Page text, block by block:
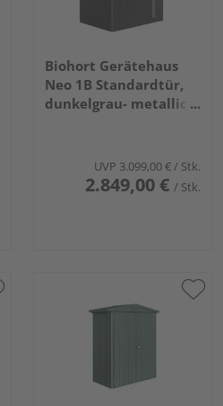
Biohort Gerätehaus
Neo 1B Standardtür,
dunkelgrau- metallic
UVP 3.099,00 €/ Stk.
2.849,00 € / Stk.